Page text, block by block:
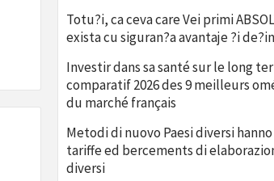
Totu?i, ca ceva care Vei primi
exista cu siguran?a avantaje ?i
Investir dans sa santé sur le long
comparatif 2026 des 9 meilleurs
du marché français
Metodi di nuovo Paesi diversi
tariffe ed bercements di
diversi